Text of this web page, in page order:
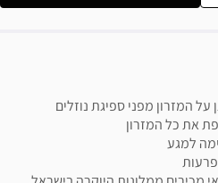
המזרון מפני ספיגת נוזלים
את כל המזרון